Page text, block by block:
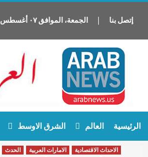
إتصل بنا | الجمعة، الموافق٠٧ أغسطس
content
الرئيسية العالم الشرق الاوسط
الاحداث الاقتصادية الامارات العربية الحدث